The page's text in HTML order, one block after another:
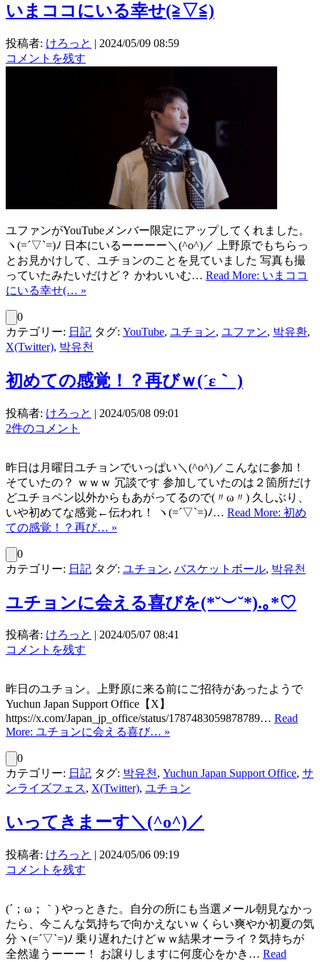
いまココにいる幸せ(⁠≧⁠▽⁠≦⁠)
投稿者: けろっと | 2024/05/09 08:59
コメントを残す
ユファンがYouTubeメンバー限定にアップしてくれました。
ヽ(=´▽`=)ﾉ 日本にいるーーーー＼(^o^)／ 上野原でもちらっ
とお見かけして、ユチョンのことを見ていました 写真も撮
っていたみたいだけど？ かわいいむ… Read More: いまココ
にいる幸せ(… »
0
カテゴリー: 日記 タグ: YouTube, ユチョン, ユファン, 박유환,
X(Twitter), 박유천
初めての感覚！？再びｗ(⁠´⁠ε⁠｀⁠ ⁠)
投稿者: けろっと | 2024/05/08 09:01
2件のコメント
昨日は月曜日ユチョンでいっぱい＼(^o^)／こんなに参加！
そていたの？ ｗｗｗ 冗談です 参加していたのは２箇所だけ
どユチョペン以外からもあがってるので(〃ω〃) 久しぶり、
いや初めてな感覚←伝われ！ ヽ(=´▽`=)ﾉ… Read More: 初め
ての感覚！？再び… »
0
カテゴリー: 日記 タグ: ユチョン, バスケットボール, 박유천
ユチョンに会える喜びを(⁠*⁠˘⁠︶⁠˘⁠*⁠)⁠.⁠｡⁠*⁠♡
投稿者: けろっと | 2024/05/07 08:41
コメントを残す
昨日のユチョン。上野原に来る前にご招待があったようで
Yuchun Japan Support Office【X】
https://x.com/Japan_jp_office/status/1787483059878789… Read
More: ユチョンに会える喜び… »
0
カテゴリー: 日記 タグ: 박유천, Yuchun Japan Support Office, サ
ンライズフェス, X(Twitter), ユチョン
いってきまーす＼(^o^)／
投稿者: けろっと | 2024/05/06 09:19
コメントを残す
(´；ω；｀) やっときた。自分の所にも当選メール朝見なかっ
たら、今こんな気持ちで向かえないｗくらい爽やか初夏の気
分ヽ(=´▽`=)ﾉ 乗り遅れたけどｗｗ結果オーライ？気持ちが
全然違うーーー！ お譲りしますに何度心をかき… Read